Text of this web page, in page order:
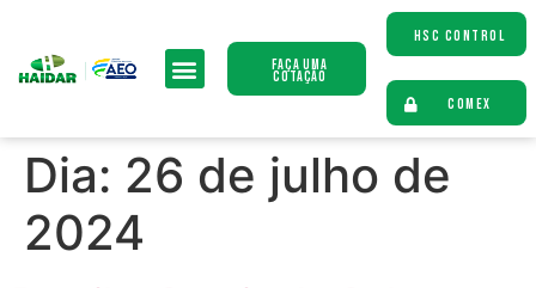
Faça uma
Cotação
HSC CONTROL
COMEX
Dia: 26 de julho de
2024